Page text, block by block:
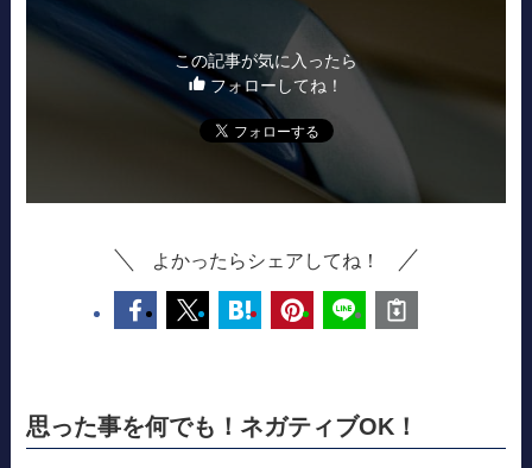
この記事が気に入ったら
フォローしてね！
よかったらシェアしてね！
思った事を何でも！ネガティブOK！